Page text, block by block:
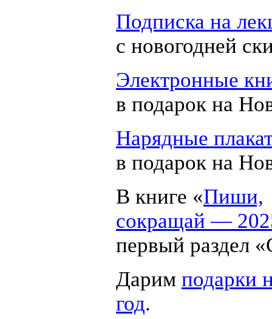
Подписка на
с новогодней
Электронные
в подарок на
Нарядные
в подарок на
В книге «Пиши,
сокращай —
первый раздел
Дарим подарки
год.